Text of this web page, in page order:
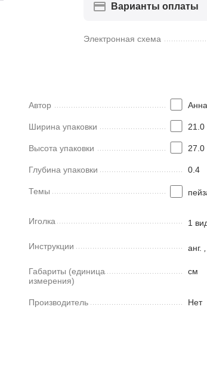
Варианты оплаты
Электронная схема
Автор
Ширина упаковки 21.0
Высота упаковки 27.0
Глубина упаковки 0.4
Темы
Иголка 1
Инструкции анг.
Габариты (единица
измерения)
см
Производитель Нет